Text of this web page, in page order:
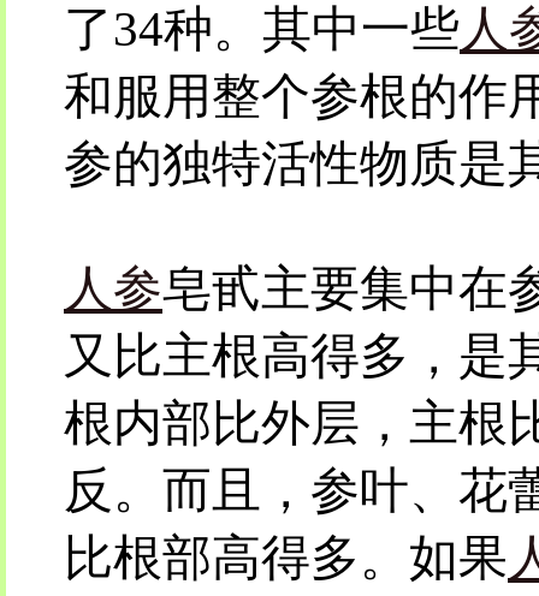
了34种。其中一些人
和服用整个参根的作
参的独特活性物质是
人参皂甙主要集中在
又比主根高得多，是
根内部比外层，主根
反。而且，参叶、花
比根部高得多。如果